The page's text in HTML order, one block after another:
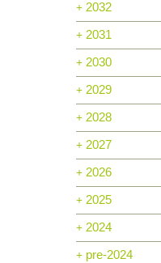
2032
2031
2030
2029
2028
2027
2026
2025
2024
pre-2024